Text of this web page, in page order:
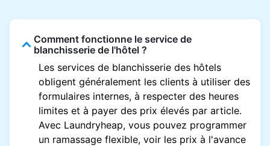
Comment fonctionne le service de
blanchisserie de l'hôtel ?
Les services de blanchisserie des hôtels
obligent généralement les clients à utiliser des
formulaires internes, à respecter des heures
limites et à payer des prix élevés par article.
Avec Laundryheap, vous pouvez programmer
un ramassage flexible, voir les prix à l'avance